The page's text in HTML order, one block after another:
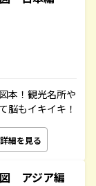
本！観光名所や
脳もイキイキ！
詳細を見る
アジア編